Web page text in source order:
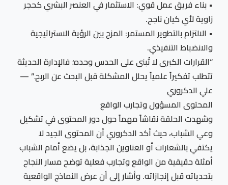
• بناء فريق عمل قوي: الاستثمار في العنصر البشري كحجر
زاوية لأي كيان ناجح.
• الالتزام بالتطوير المستمر: المزج بين الرؤية الاستراتيجية
والانضباط التنفيذي.
“القرارات الكبرى لا تُبنى على الحدس وحده؛ فالإدارة الحديثة
تتطلب تفكيراً علمياً يحلل المشكلة قبل البحث عن الربح.” —
علي الدكروري
المحتوى المسؤول وتجارب الواقع
وشهدت الحلقة نقاشاً مهماً حول دور المحتوى في تشكيل
وعي الشباب، حيث أكد الدكروري أن المحتوى الجيد لا
يكتفي بالشعارات أو العناوين الجذابة، بل يضع أمام الشباب
أمثلة حقيقية من الواقع وتجارب فعلية توضح مسار النجاح
بتحدياته قبل إنجازاته. وأشار إلى أن عرض النماذج الواقعية